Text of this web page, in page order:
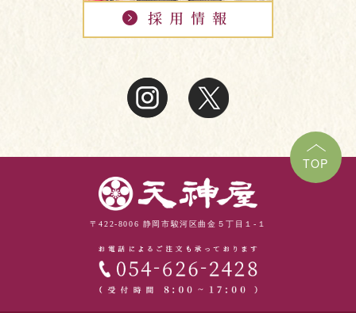
TOP
〒422-8006 静岡市駿河区曲金５丁目１-１